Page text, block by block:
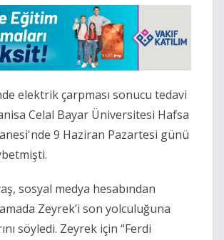
elektrik çarpması sonucu tedavi
Celal Bayar Üniversitesi Hafsa
9 Haziran Pazartesi günü
sosyal medya hesabından
Zeyrek’i son yolculuğuna
söyledi. Zeyrek için “Ferdi